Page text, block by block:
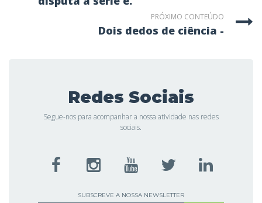
PRÓXIMO CONTEÚDO
dois dedos de ciência -
Redes Sociais
Segue-nos para acompanhar a nossa atividade nas redes
sociais.
SUBSCREVE A NOSSA NEWSLETTER